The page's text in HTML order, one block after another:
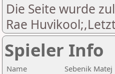
Die Seite wurde
Rae
Spieler Info
Name
Sebenik Matej